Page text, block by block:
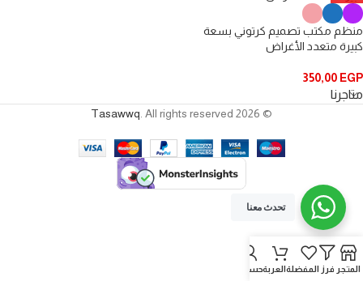
منظم مكتب تصميم كرتوني بسعة
كبيرة متعدد الأغراض
350,00 EGP
متاجرنا
© 2026
Tasawwq . All rights reserved
تحدث معنا
المتجر فرز المفضلةالعربةحسابي